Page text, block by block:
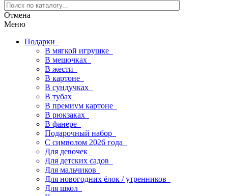
Отмена
Меню
Подарки
В мягкой игрушке
В мешочках
В жести
В картоне
В сундучках
В тубах
В премиум картоне
В рюкзаках
В фанере
Подарочный набор
С символом 2026 года
Для девочек
Для детских садов
Для мальчиков
Для новогодних ёлок / утренников
Для школ